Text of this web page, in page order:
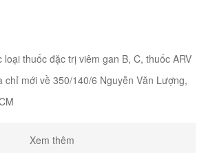
thuốc đặc trị viêm gan B, C, thuốc ARV
chỉ mới về 350/140/6 Nguyễn Văn Lượng,
Xem thêm